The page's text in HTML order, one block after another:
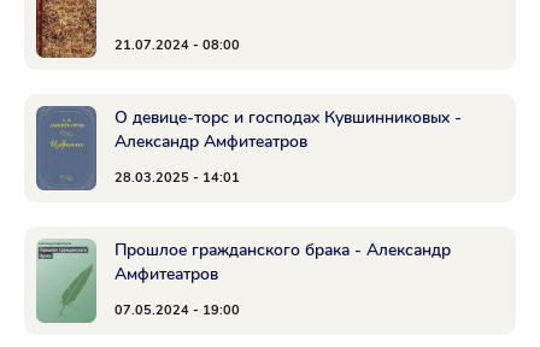
21.07.2024 - 08:00
О девице-торс и господах Кувшинниковых -
Александр Амфитеатров
28.03.2025 - 14:01
Прошлое гражданского брака - Александр
Амфитеатров
07.05.2024 - 19:00